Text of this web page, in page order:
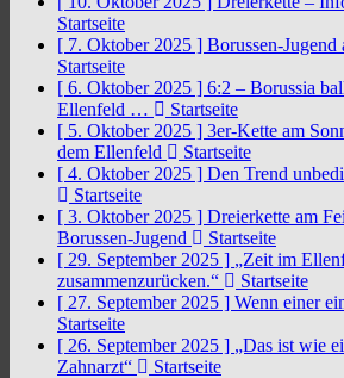
Startseite
[ 7. Oktober 2025 ] Borussen-
Startseite
[ 6. Oktober 2025 ] 6:2 – Borussia
Ellenfeld …
Startseite
[ 5. Oktober 2025 ] 3er-Kette am
dem Ellenfeld
Startseite
[ 4. Oktober 2025 ] Den Trend
Startseite
[ 3. Oktober 2025 ] Dreierkette am
Borussen-Jugend
Startseite
[ 29. September 2025 ] „Zeit im
zusammenzurücken.“
Startseite
[ 27. September 2025 ] Wenn einer
Startseite
[ 26. September 2025 ] „Das ist wie
Zahnarzt“
Startseite